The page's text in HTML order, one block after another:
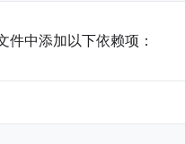
件中添加以下依赖项：